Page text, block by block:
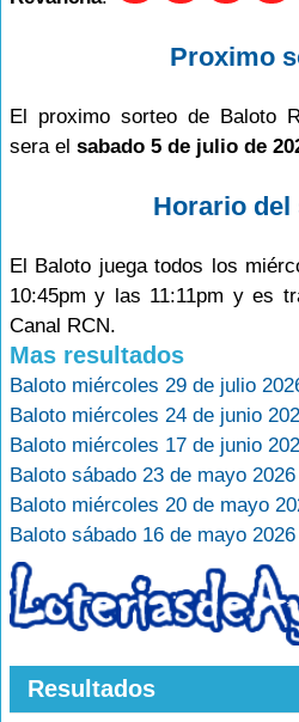
Proximo
El proximo sorteo de Baloto
sera el sabado 5 de julio de
Horario del
El Baloto juega todos los
10:45pm y las 11:11pm y es
Canal RCN.
Mas resultados
Baloto miércoles 29 de julio
Baloto miércoles 24 de junio
Baloto miércoles 17 de junio
Baloto sábado 23 de mayo 2026
Baloto miércoles 20 de mayo
Baloto sábado 16 de mayo 2026
Resultados